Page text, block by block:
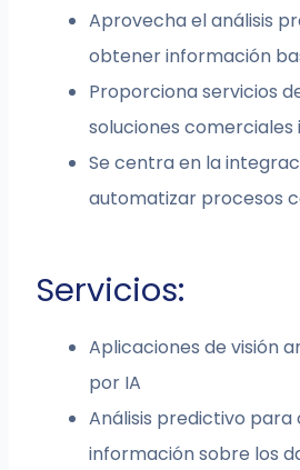
Aprovecha el análisis
obtener información
Proporciona servicios
soluciones comerciales
Se centra en la
automatizar procesos
Servicios:
Aplicaciones de visión
por IA
Análisis predictivo
información sobre los